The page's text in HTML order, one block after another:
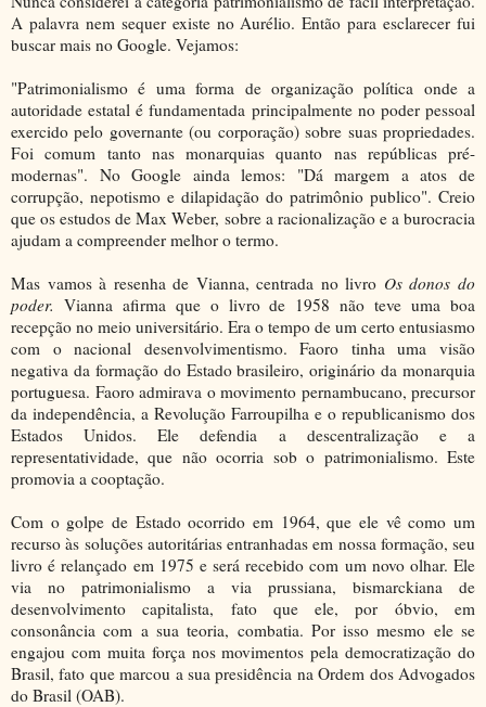
A palavra nem sequer existe no Aurélio. Então para esclarecer fui
buscar mais no Google. Vejamos:
"Patrimonialismo é uma forma de organização política onde a
autoridade estatal é fundamentada principalmente no poder pessoal
exercido pelo governante (ou corporação) sobre suas propriedades.
Foi comum tanto nas monarquias quanto nas repúblicas pré-
modernas". No Google ainda lemos: "Dá margem a atos de
corrupção, nepotismo e dilapidação do patrimônio publico". Creio
que os estudos de Max Weber, sobre a racionalização e a burocracia
ajudam a compreender melhor o termo.
Mas vamos à resenha de Vianna, centrada no livro Os donos do
poder. Vianna afirma que o livro de 1958 não teve uma boa
recepção no meio universitário. Era o tempo de um certo entusiasmo
com o nacional desenvolvimentismo. Faoro tinha uma visão
negativa da formação do Estado brasileiro, originário da monarquia
portuguesa. Faoro admirava o movimento pernambucano, precursor
da independência, a Revolução Farroupilha e o republicanismo dos
Estados Unidos. Ele defendia a descentralização e a
representatividade, que não ocorria sob o patrimonialismo. Este
promovia a cooptação.
Com o golpe de Estado ocorrido em 1964, que ele vê como um
recurso às soluções autoritárias entranhadas em nossa formação, seu
livro é relançado em 1975 e será recebido com um novo olhar. Ele
via no patrimonialismo a via prussiana, bismarckiana de
desenvolvimento capitalista, fato que ele, por óbvio, em
consonância com a sua teoria, combatia. Por isso mesmo ele se
engajou com muita força nos movimentos pela democratização do
Brasil, fato que marcou a sua presidência na Ordem dos Advogados
do Brasil (OAB).